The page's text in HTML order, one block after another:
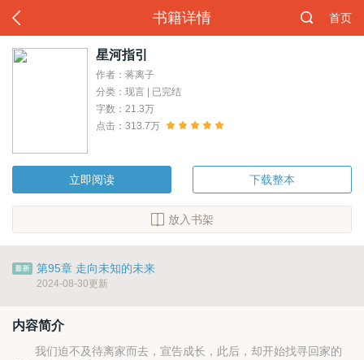
书籍详情 首页
星河指引
作者：蒋离子
分类：现言 | 已完结
字数：21.3万
点击：313.7万
立即阅读 下载整本
放入书架
第95章 走向未知的未来
2024-08-30更新
内容简介
我们迫不及待离家而去，宣告成长，此后，却开始找寻回家的